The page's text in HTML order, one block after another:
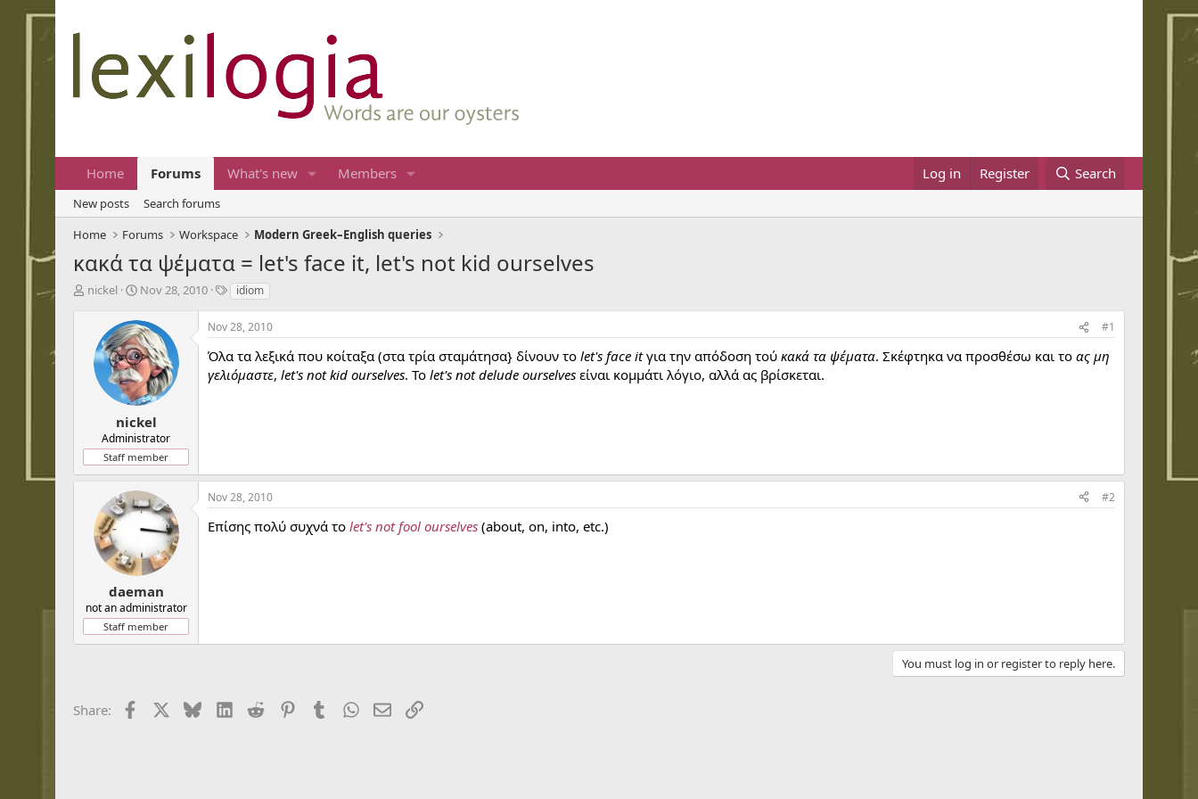
Home Forums What's new Members Log in Register Search
New posts
Search forums
Home
Forums Workspace Modern Greek–English queries
κακά τα ψέματα = let's face it, let's not kid ourselves
T
t
e
nickel
S
a
r
t
d
a
t
e
Nov 28, 2010
T
g
s
idiom
nickel
Administrator
Staff member
Nov 28, 2010 #1
Όλα τα λεξικά που κοίταξα (στα τρία σταμάτησα} δίνουν το let's face itγια την απόδοση τού κακά τα ψέματα. Σκέφτηκα να προσθέσω και το ας μη
γελιόμαστε, let's not kid ourselves. Το let's not delude ourselves είναι κομμάτι λόγιο, αλλά ας βρίσκεται.
daeman
not an administrator
Staff member
Nov 28, 2010 #2
Επίσης πολύ συχνά το let's not fool ourselves (about, on, into, etc.)
You must log in or register to reply here.
Share: Facebook BlueskyLinkedIn
Reddit PinterestTumblrWhatsApp
EmailLink